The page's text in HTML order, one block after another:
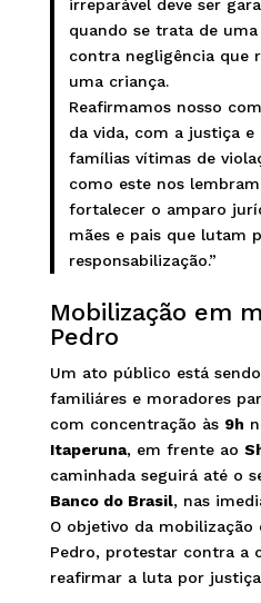
irreparável deve ser
quando se trata de
contra negligência que
uma criança.
Reafirmamos nosso
da vida, com a justiça
famílias vítimas de
como este nos
fortalecer o amparo
mães e pais que lutam
responsabilização.”
Mobilização em
Pedro
Um ato público está
familiáres e moradores
com concentração às 9h
Itaperuna, em frente ao
caminhada seguirá até o
Banco do Brasil, nas
O objetivo da mobilização
Pedro, protestar contra a
reafirmar a luta por